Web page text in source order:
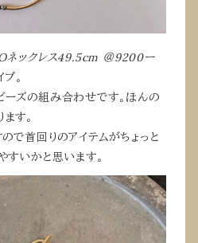
ネックレス49.5cm ＠9200ー
。
ズの組み合わせです。ほんの
す。
で首回りのアイテムがちょっと
すいかと思います。